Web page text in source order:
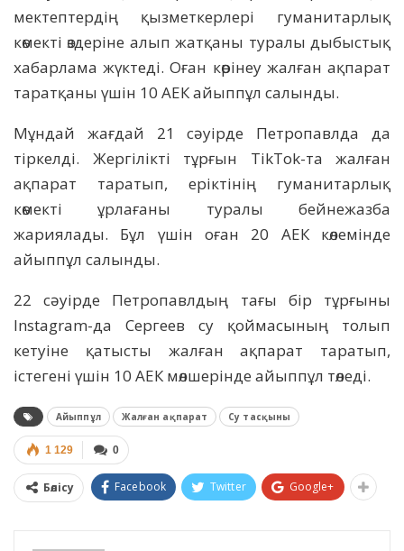
мектептердің қызметкерлері гуманитарлық
көмекті өздеріне алып жатқаны туралы дыбыстық
хабарлама жүктеді. Оған көрінеу жалған ақпарат
таратқаны үшін 10 АЕК айыппұл салынды.
Мұндай жағдай 21 сәуірде Петропавлда да
тіркелді. Жергілікті тұрғын TikTok-та жалған
ақпарат таратып, еріктінің гуманитарлық
көмекті ұрлағаны туралы бейнежазба
жариялады. Бұл үшін оған 20 АЕК көлемінде
айыппұл салынды.
22 сәуірде Петропавлдың тағы бір тұрғыны
Instagram-да Сергеев су қоймасының толып
кетуіне қатысты жалған ақпарат таратып,
істегені үшін 10 АЕК мөлшерінде айыппұл төледі.
Айыппұл Жалған ақпарат Су тасқыны
0
1 129
Бөлісу Facebook Twitter Google+